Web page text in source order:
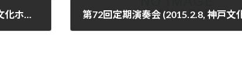
第70回定期演奏会 (2013.9.8, 神戸文化ホール大ホール)